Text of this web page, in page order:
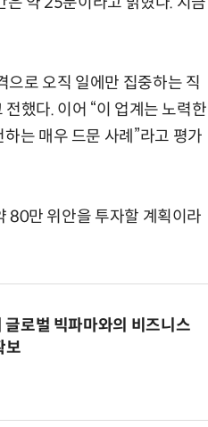
으로 오직 일에만 집중하는 직
했다. 이어 “이 업계는 노력한
는 매우 드문 사례”라고 평가
80만 위안을 투자할 계획이라
로벌 빅파마와의 비즈니스
보